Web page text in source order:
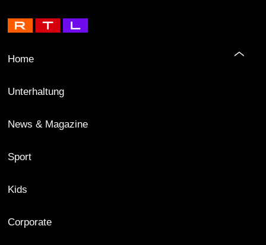
Home
Unterhaltung
News & Magazine
Sport
Kids
Corporate